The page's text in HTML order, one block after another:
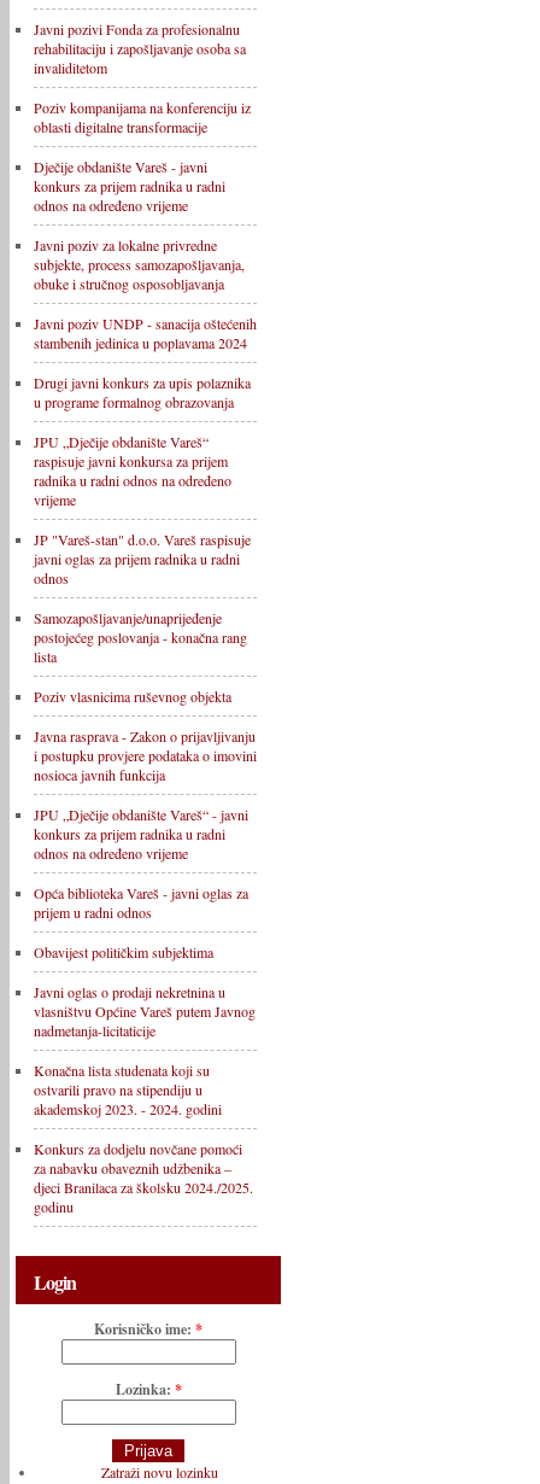
Javni pozivi Fonda za profesionalnu
rehabilitaciju i zapošljavanje osoba sa
invaliditetom
Poziv kompanijama na konferenciju iz
oblasti digitalne transformacije
Dječije obdanište Vareš - javni
konkurs za prijem radnika u radni
odnos na određeno vrijeme
Javni poziv za lokalne privredne
subjekte, process samozapošljavanja,
obuke i stručnog osposobljavanja
Javni poziv UNDP - sanacija oštećenih
stambenih jedinica u poplavama 2024
Drugi javni konkurs za upis polaznika
u programe formalnog obrazovanja
JPU „Dječije obdanište Vareš“
raspisuje javni konkursa za prijem
radnika u radni odnos na određeno
vrijeme
JP "Vareš-stan" d.o.o. Vareš raspisuje
javni oglas za prijem radnika u radni
odnos
Samozapošljavanje/unaprijeđenje
postojećeg poslovanja - konačna rang
lista
Poziv vlasnicima ruševnog objekta
Javna rasprava - Zakon o prijavljivanju
i postupku provjere podataka o imovini
nosioca javnih funkcija
JPU „Dječije obdanište Vareš“ - javni
konkurs za prijem radnika u radni
odnos na određeno vrijeme
Opća biblioteka Vareš - javni oglas za
prijem u radni odnos
Obavijest političkim subjektima
Javni oglas o prodaji nekretnina u
vlasništvu Općine Vareš putem Javnog
nadmetanja-licitaticije
Konačna lista studenata koji su
ostvarili pravo na stipendiju u
akademskoj 2023. - 2024. godini
Konkurs za dodjelu novčane pomoći
za nabavku obaveznih udžbenika –
djeci Branilaca za školsku 2024./2025.
godinu
Login
Korisničko ime: *
Lozinka: *
Zatraži novu lozinku